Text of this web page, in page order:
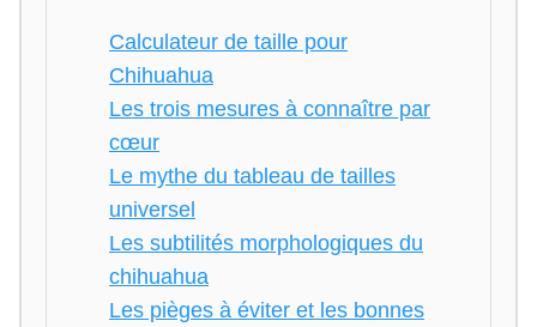
Calculateur de taille pour
Chihuahua
Les trois mesures à connaître par
cœur
Le mythe du tableau de tailles
universel
Les subtilités morphologiques du
chihuahua
Les pièges à éviter et les bonnes